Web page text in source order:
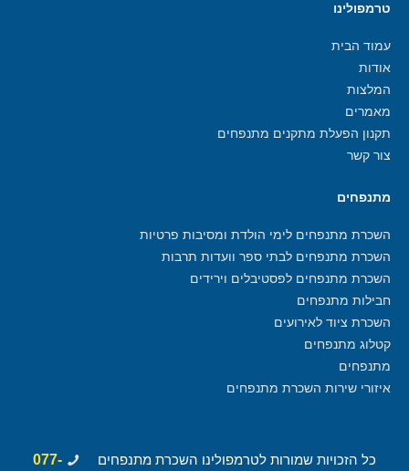
טרמפולינו
עמוד הבית
אודות
המלצות
מאמרים
תקנון הפעלת מתקנים מתנפחים
צור קשר
מתנפחים
השכרת מתנפחים לימי הולדת ומסיבות פרטיות
השכרת מתנפחים לבתי ספר וועדות תרבות
השכרת מתנפחים לפסטיבלים וירידים
חבילות מתנפחים
השכרת ציוד לאירועים
קטלוג מתנפחים
מתנפחים
איזורי שירות השכרת מתנפחים
כל הזכויות שמורות לטרמפולינו השכרת מתנפחים
077-